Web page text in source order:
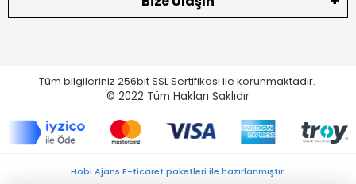
Tüm bilgileriniz 256bit SSL Sertifikası ile korunmaktadır.
© 2022 Tüm Hakları Saklıdır
Hobi Ajans E-ticaret paketleri ile hazırlanmıştır.